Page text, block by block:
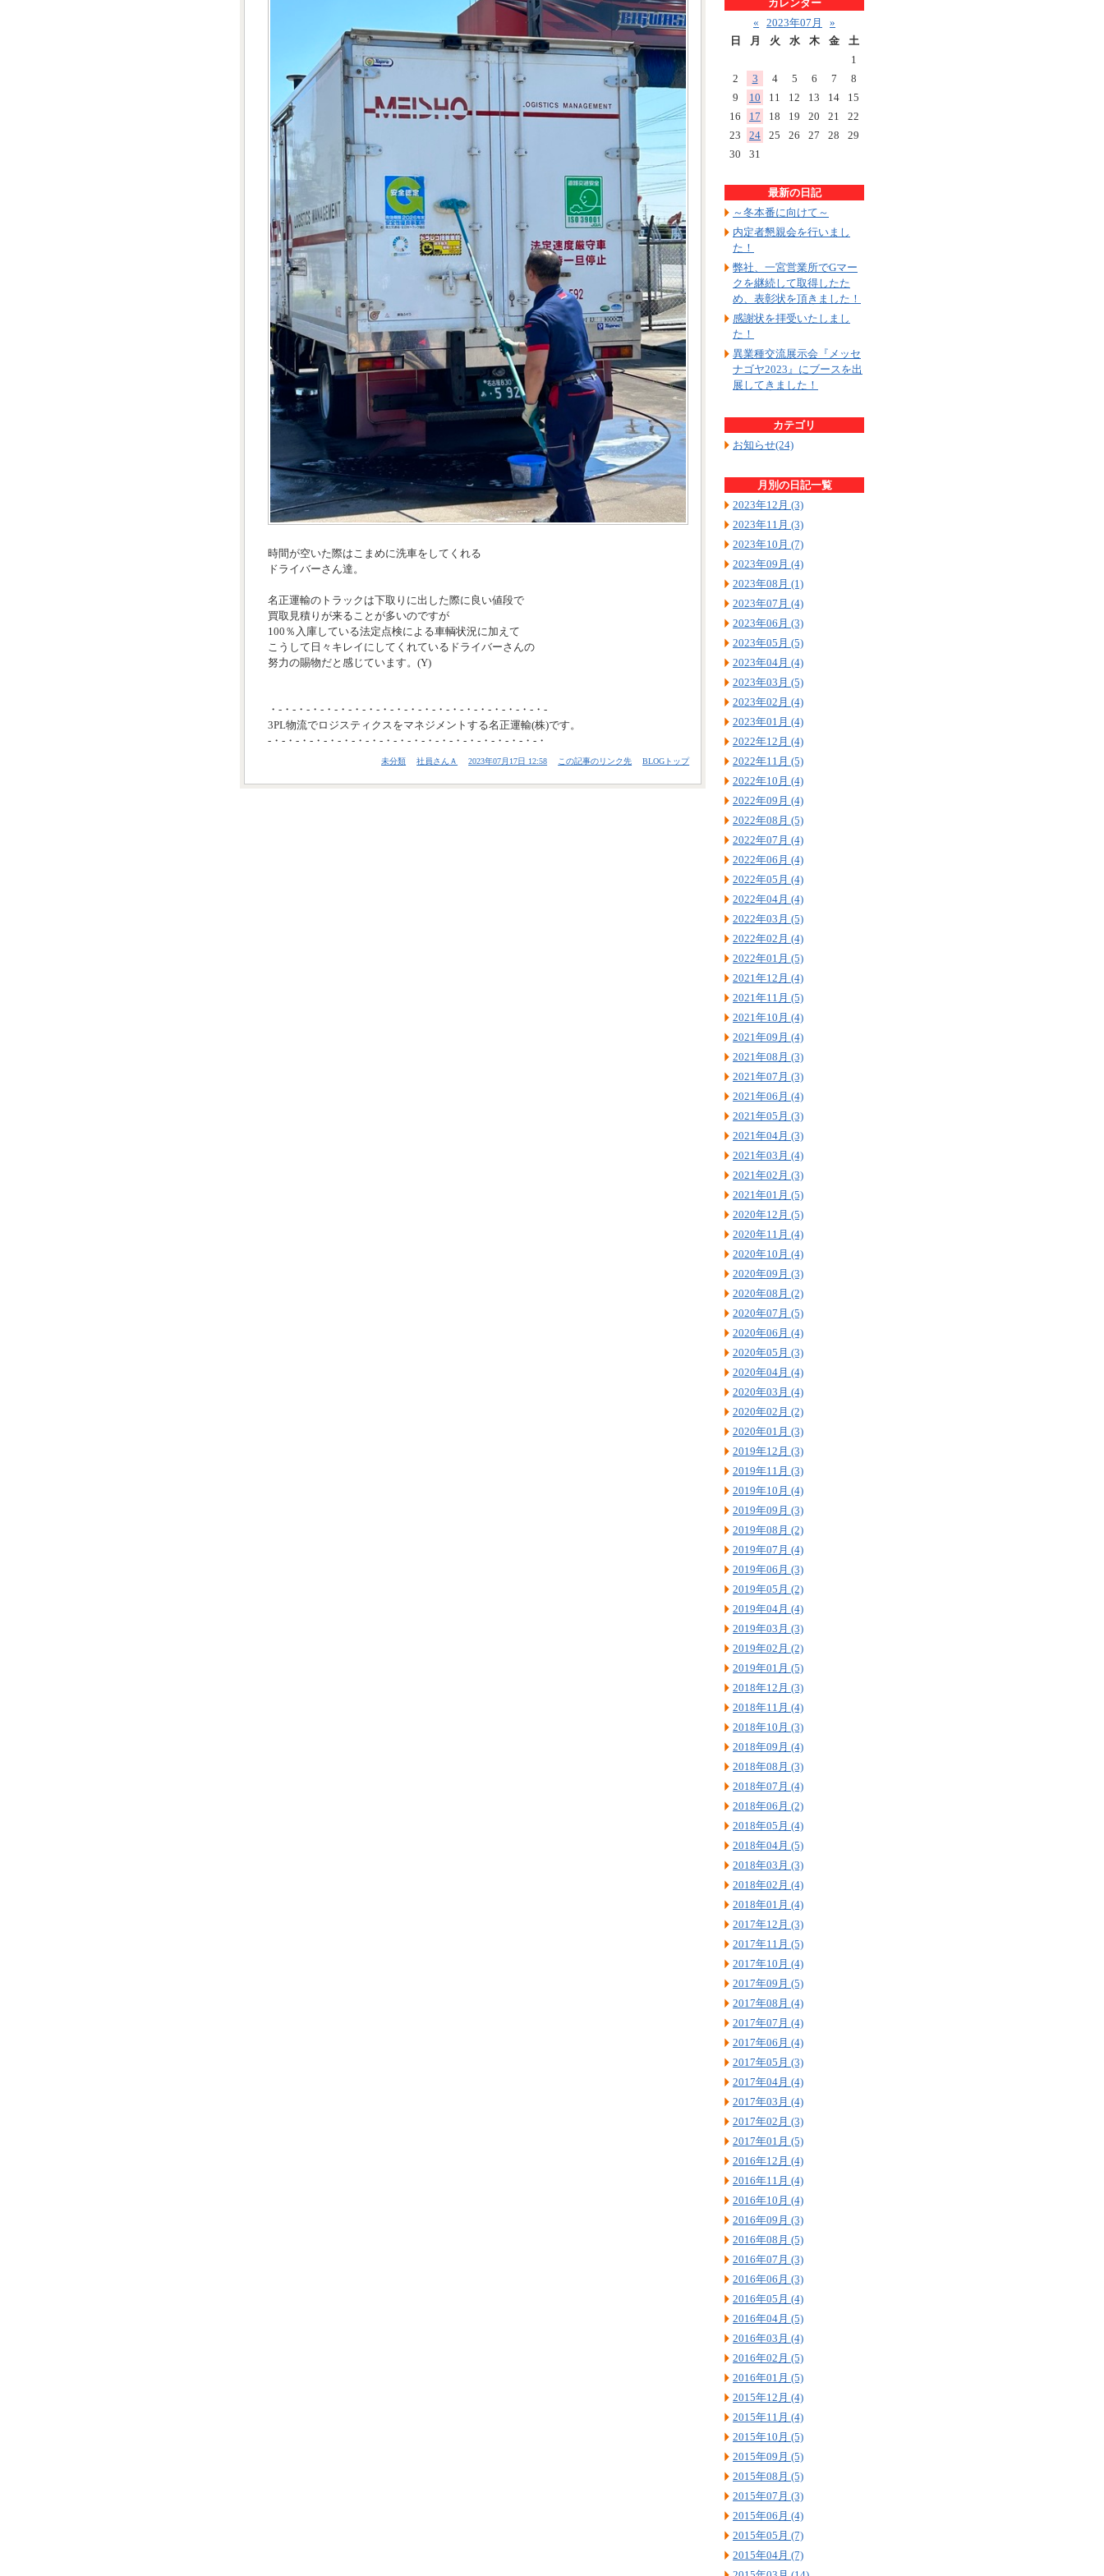
時間が空いた際はこまめに洗車をしてくれる
ドライバーさん達。
名正運輸のトラックは下取りに出した際に良い値段で
買取見積りが来ることが多いのですが
100％入庫している法定点検による車輌状況に加えて
こうして日々キレイにしてくれているドライバーさんの
努力の賜物だと感じています。(Y)
・-・-・-・-・-・-・-・-・-・-・-・-・-・-・-・-・-・-・-・-
3PL物流でロジスティクスをマネジメントする名正運輸(株)です。
-・-・-・-・-・-・-・-・-・-・-・-・-・-・-・-・-・-・-・-・
未分類 社員さんＡ 2023年07月17日 12:58 この記事のリンク先 BLOGトップ
カレンダー
«
2023年07月
»
日
月 火 水 木 金
土
1
2
3 4 5 6 7
8
9
10 11 12 13 14
15
16
17 18 19 20 21
22
23
24 25 26 27 28
29
30
31
最新の日記
～冬本番に向けて～
内定者懇親会を行いまし
た！
弊社、一宮営業所でGマー
クを継続して取得したた
め、表彰状を頂きました！
感謝状を拝受いたしまし
た！
異業種交流展示会『メッセ
ナゴヤ2023』にブースを出
展してきました！
カテゴリ
お知らせ(24)
月別の日記一覧
2023年12月 (3)
2023年11月 (3)
2023年10月 (7)
2023年09月 (4)
2023年08月 (1)
2023年07月 (4)
2023年06月 (3)
2023年05月 (5)
2023年04月 (4)
2023年03月 (5)
2023年02月 (4)
2023年01月 (4)
2022年12月 (4)
2022年11月 (5)
2022年10月 (4)
2022年09月 (4)
2022年08月 (5)
2022年07月 (4)
2022年06月 (4)
2022年05月 (4)
2022年04月 (4)
2022年03月 (5)
2022年02月 (4)
2022年01月 (5)
2021年12月 (4)
2021年11月 (5)
2021年10月 (4)
2021年09月 (4)
2021年08月 (3)
2021年07月 (3)
2021年06月 (4)
2021年05月 (3)
2021年04月 (3)
2021年03月 (4)
2021年02月 (3)
2021年01月 (5)
2020年12月 (5)
2020年11月 (4)
2020年10月 (4)
2020年09月 (3)
2020年08月 (2)
2020年07月 (5)
2020年06月 (4)
2020年05月 (3)
2020年04月 (4)
2020年03月 (4)
2020年02月 (2)
2020年01月 (3)
2019年12月 (3)
2019年11月 (3)
2019年10月 (4)
2019年09月 (3)
2019年08月 (2)
2019年07月 (4)
2019年06月 (3)
2019年05月 (2)
2019年04月 (4)
2019年03月 (3)
2019年02月 (2)
2019年01月 (5)
2018年12月 (3)
2018年11月 (4)
2018年10月 (3)
2018年09月 (4)
2018年08月 (3)
2018年07月 (4)
2018年06月 (2)
2018年05月 (4)
2018年04月 (5)
2018年03月 (3)
2018年02月 (4)
2018年01月 (4)
2017年12月 (3)
2017年11月 (5)
2017年10月 (4)
2017年09月 (5)
2017年08月 (4)
2017年07月 (4)
2017年06月 (4)
2017年05月 (3)
2017年04月 (4)
2017年03月 (4)
2017年02月 (3)
2017年01月 (5)
2016年12月 (4)
2016年11月 (4)
2016年10月 (4)
2016年09月 (3)
2016年08月 (5)
2016年07月 (3)
2016年06月 (3)
2016年05月 (4)
2016年04月 (5)
2016年03月 (4)
2016年02月 (5)
2016年01月 (5)
2015年12月 (4)
2015年11月 (4)
2015年10月 (5)
2015年09月 (5)
2015年08月 (5)
2015年07月 (3)
2015年06月 (4)
2015年05月 (7)
2015年04月 (7)